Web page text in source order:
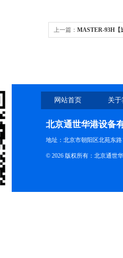
上一篇： MASTER-93H【
网站首页 关
北京通世华港设备
地址：北京市朝阳区北苑东路
© 2026 版权所有：北京通世